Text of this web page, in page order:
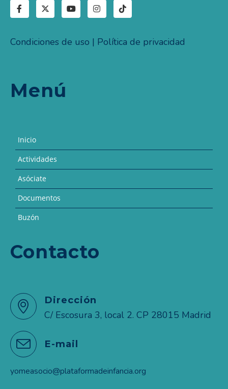
Condiciones de uso | Política de privacidad
Menú
Inicio
Actividades
Asóciate
Documentos
Buzón
Contacto
Dirección
C/ Escosura 3, local 2. CP 28015 Madrid
E-mail
yomeasocio@plataformadeinfancia.org